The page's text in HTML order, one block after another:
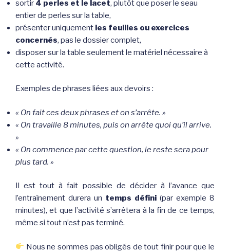
sortir 4 perles et le lacet, plutôt que poser le seau
entier de perles sur la table,
présenter uniquement les feuilles ou exercices
concernés, pas le dossier complet,
disposer sur la table seulement le matériel nécessaire à
cette activité.
Exemples de phrases liées aux devoirs :
« On fait ces deux phrases et on s’arrête. »
« On travaille 8 minutes, puis on arrête quoi qu’il arrive.
»
« On commence par cette question, le reste sera pour
plus tard. »
Il est tout à fait possible de décider à l’avance que
l’entraînement durera un temps défini (par exemple 8
minutes), et que l’activité s’arrêtera à la fin de ce temps,
même si tout n’est pas terminé.
Nous ne sommes pas obligés de tout finir pour que le